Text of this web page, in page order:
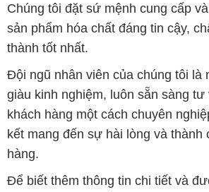
Chúng tôi đặt sứ mệnh cung cấp
sản phẩm hóa chất đáng tin cậy,
thành tốt nhất.
Đội ngũ nhân viên của chúng tôi là
giàu kinh nghiệm, luôn sẵn sàng
khách hàng một cách chuyên
kết mang đến sự hài lòng và thành
hàng.
Để biết thêm thông tin chi tiết và